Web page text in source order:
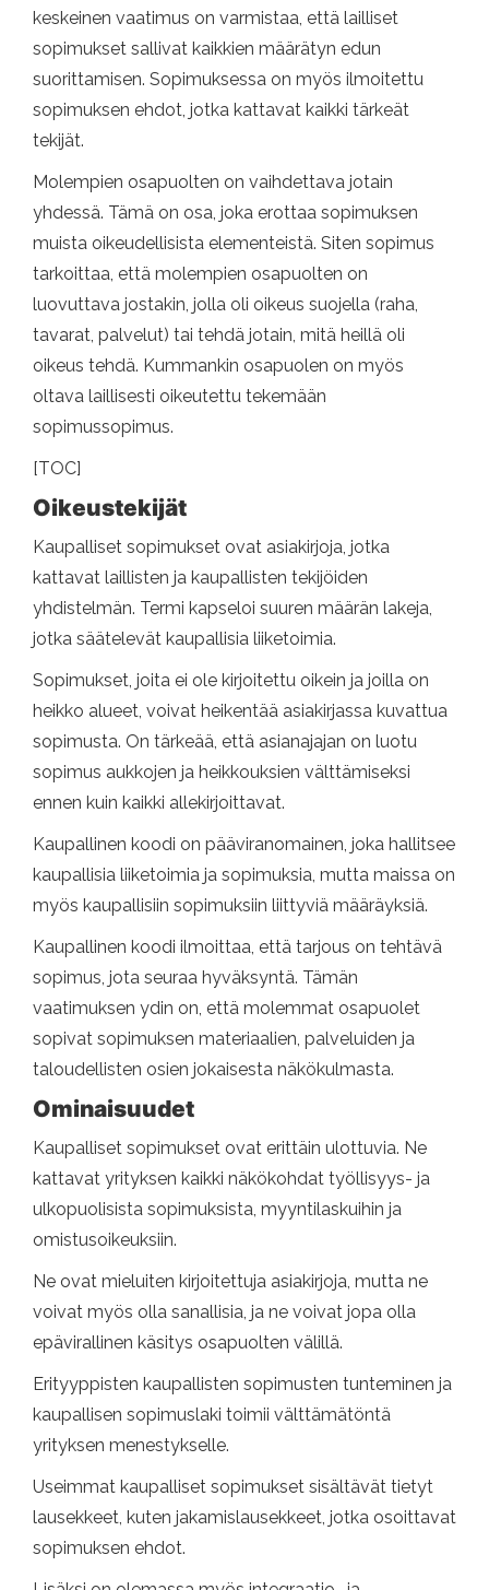
keskeinen vaatimus on varmistaa, että lailliset
sopimukset sallivat kaikkien määrätyn edun
suorittamisen. Sopimuksessa on myös ilmoitettu
sopimuksen ehdot, jotka kattavat kaikki tärkeät
tekijät.
Molempien osapuolten on vaihdettava jotain
yhdessä. Tämä on osa, joka erottaa sopimuksen
muista oikeudellisista elementeistä. Siten sopimus
tarkoittaa, että molempien osapuolten on
luovuttava jostakin, jolla oli oikeus suojella (raha,
tavarat, palvelut) tai tehdä jotain, mitä heillä oli
oikeus tehdä. Kummankin osapuolen on myös
oltava laillisesti oikeutettu tekemään
sopimussopimus.
[TOC]
Oikeustekijät
Kaupalliset sopimukset ovat asiakirjoja, jotka
kattavat laillisten ja kaupallisten tekijöiden
yhdistelmän. Termi kapseloi suuren määrän lakeja,
jotka säätelevät kaupallisia liiketoimia.
Sopimukset, joita ei ole kirjoitettu oikein ja joilla on
heikko alueet, voivat heikentää asiakirjassa kuvattua
sopimusta. On tärkeää, että asianajajan on luotu
sopimus aukkojen ja heikkouksien välttämiseksi
ennen kuin kaikki allekirjoittavat.
Kaupallinen koodi on pääviranomainen, joka hallitsee
kaupallisia liiketoimia ja sopimuksia, mutta maissa on
myös kaupallisiin sopimuksiin liittyviä määräyksiä.
Kaupallinen koodi ilmoittaa, että tarjous on tehtävä
sopimus, jota seuraa hyväksyntä. Tämän
vaatimuksen ydin on, että molemmat osapuolet
sopivat sopimuksen materiaalien, palveluiden ja
taloudellisten osien jokaisesta näkökulmasta.
Ominaisuudet
Kaupalliset sopimukset ovat erittäin ulottuvia. Ne
kattavat yrityksen kaikki näkökohdat työllisyys- ja
ulkopuolisista sopimuksista, myyntilaskuihin ja
omistusoikeuksiin.
Ne ovat mieluiten kirjoitettuja asiakirjoja, mutta ne
voivat myös olla sanallisia, ja ne voivat jopa olla
epävirallinen käsitys osapuolten välillä.
Erityyppisten kaupallisten sopimusten tunteminen ja
kaupallisen sopimuslaki toimii välttämätöntä
yrityksen menestykselle.
Useimmat kaupalliset sopimukset sisältävät tietyt
lausekkeet, kuten jakamislausekkeet, jotka osoittavat
sopimuksen ehdot.